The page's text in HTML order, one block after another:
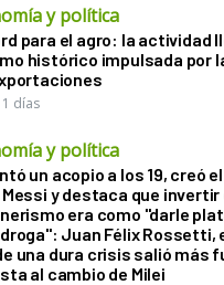
y política
para el agro: la actividad
histórico impulsada por
días
y política
un acopio a los 19, creó
y destaca que invertir
era como "darle
Juan Félix Rossetti,
una dura crisis salió más
al cambio de Milei